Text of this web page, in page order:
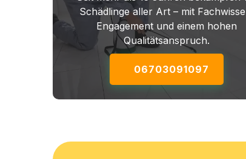
Schädlinge aller Art – mit
Engagement und einem hohen
Qualitätsanspruch.
06703091097